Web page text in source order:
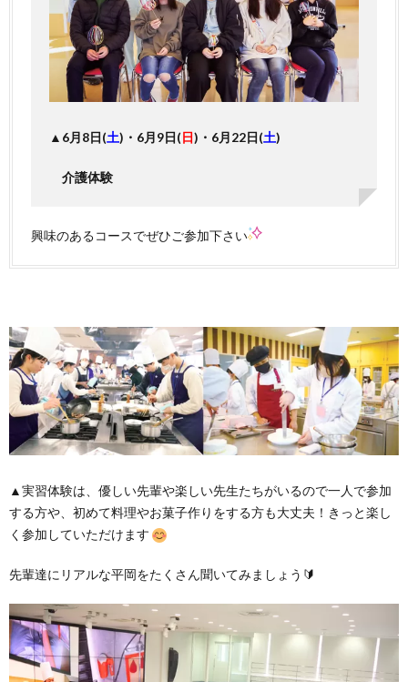
▲6月8日(土)・6月9日(日)・6月22日(土)
介護体験
興味のあるコースでぜひご参加下さい
▲実習体験は、優しい先輩や楽しい先生たちがいるので一人で参加
する方や、初めて料理やお菓子作りをする方も大丈夫！きっと楽し
く参加していただけます
先輩達にリアルな平岡をたくさん聞いてみましょう🔰